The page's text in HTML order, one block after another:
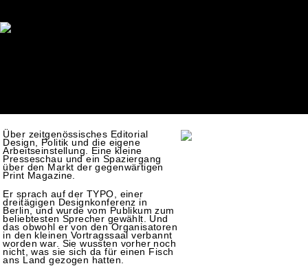
Über zeitgenössisches Editorial
Design, Politik und die eigene
Arbeitseinstellung. Eine kleine
Presseschau und ein Spaziergang
über den Markt der gegenwärtigen
Print Magazine.
Er sprach auf der TYPO, einer
dreitägigen Designkonferenz in
Berlin, und wurde vom Publikum zum
beliebtesten Sprecher gewählt. Und
das obwohl er von den Organisatoren
in den kleinen Vortragssaal verbannt
worden war. Sie wussten vorher noch
nicht, was sie sich da für einen Fisch
ans Land gezogen hatten.